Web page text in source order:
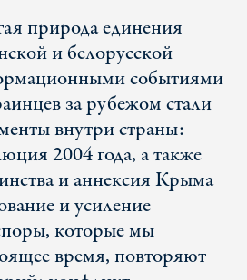
природа единения
и белорусской
событиями
за рубежом стали
внутри страны:
2004 года, а также
и аннексия Крыма
и усиление
которые мы
время, повторяют